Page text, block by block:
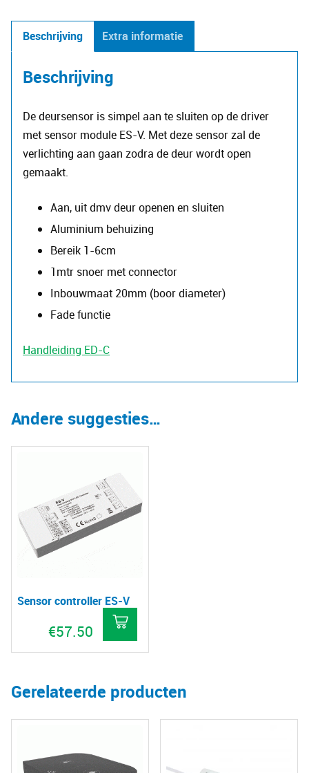
Beschrijving Extra informatie
Beschrijving
De deursensor is simpel aan te sluiten op de driver
met sensor module ES-V. Met deze sensor zal de
verlichting aan gaan zodra de deur wordt open
gemaakt.
Aan, uit dmv deur openen en sluiten
Aluminium behuizing
Bereik 1-6cm
1mtr snoer met connector
Inbouwmaat 20mm (boor diameter)
Fade functie
Handleiding ED-C
Andere suggesties…
Sensor controller ES-V
€57.50
Gerelateerde producten